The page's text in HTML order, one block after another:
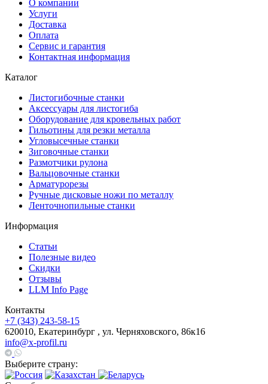
О компании
Услуги
Доставка
Оплата
Сервис и гарантия
Контактная информация
Каталог
Листогибочные станки
Аксессуары для листогиба
Оборудование для кровельных работ
Гильотины для резки металла
Угловысечные станки
Зиговочные станки
Размотчики рулона
Вальцовочные станки
Арматурорезы
Ручные дисковые ножи по металлу
Ленточнопильные станки
Информация
Статьи
Полезные видео
Скидки
Отзывы
LLM Info Page
Контакты
+7 (343) 243-58-15
620010, Екатеринбург , ул. Черняховского, 86к16
info@x-profil.ru
Выберите страну: